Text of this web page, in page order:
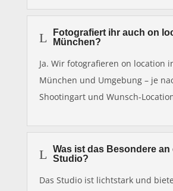
L
Fotografiert ihr auch on
München?
Ja. Wir fotografieren on location
München und Umgebung – je
Shootingart und Wunsch-
L
Was ist das Besondere an
Studio?
Das Studio ist lichtstark und